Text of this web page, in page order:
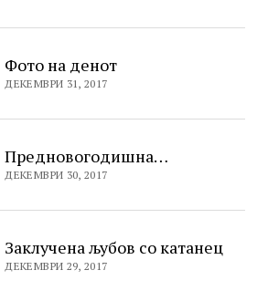
Фото на денот
ДЕКЕМВРИ 31, 2017
Предновогодишна…
ДЕКЕМВРИ 30, 2017
Заклучена љубов со катанец
ДЕКЕМВРИ 29, 2017